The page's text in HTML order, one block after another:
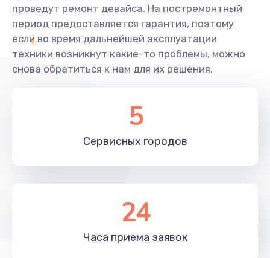
проведут ремонт девайса. На постремонтный
период предоставляется гарантия, поэтому
если во время дальнейшей эксплуатации
техники возникнут какие-то проблемы, можно
снова обратиться к нам для их решения.
5
Сервисных городов
24
Часа приема заявок